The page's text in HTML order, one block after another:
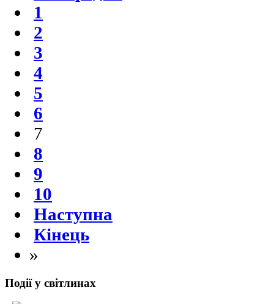
1
2
3
4
5
6
7
8
9
10
Наступна
Кінець
»
Події у світлинах